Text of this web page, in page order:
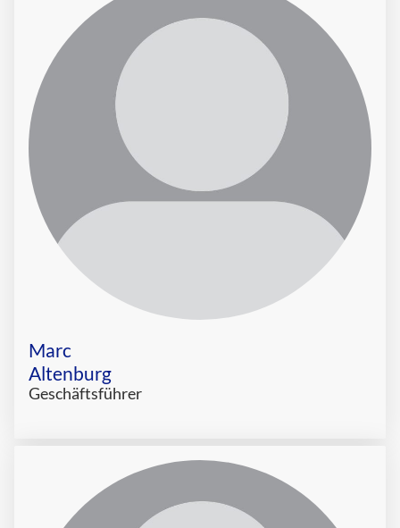
Marc
Altenburg
Geschäftsführer